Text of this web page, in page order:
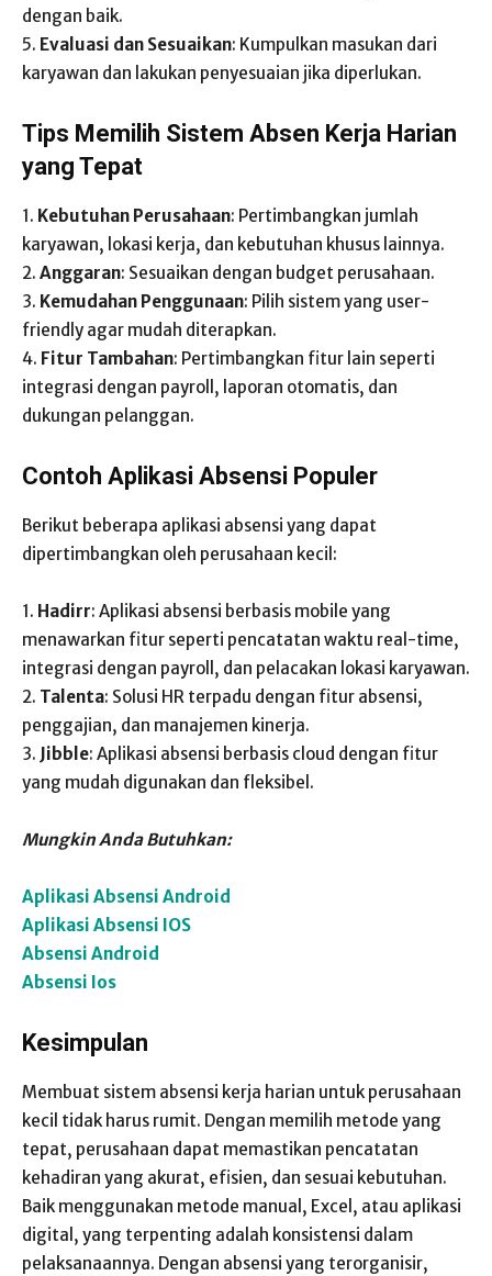
dengan baik.
5. Evaluasi dan Sesuaikan: Kumpulkan masukan dari
karyawan dan lakukan penyesuaian jika diperlukan.
Tips Memilih Sistem Absen Kerja Harian
yang Tepat
1. Kebutuhan Perusahaan: Pertimbangkan jumlah
karyawan, lokasi kerja, dan kebutuhan khusus lainnya.
2. Anggaran: Sesuaikan dengan budget perusahaan.
3. Kemudahan Penggunaan: Pilih sistem yang user-
friendly agar mudah diterapkan.
4. Fitur Tambahan: Pertimbangkan fitur lain seperti
integrasi dengan payroll, laporan otomatis, dan
dukungan pelanggan.
Contoh Aplikasi Absensi Populer
Berikut beberapa aplikasi absensi yang dapat
dipertimbangkan oleh perusahaan kecil:
1. Hadirr: Aplikasi absensi berbasis mobile yang
menawarkan fitur seperti pencatatan waktu real-time,
integrasi dengan payroll, dan pelacakan lokasi karyawan.
2. Talenta: Solusi HR terpadu dengan fitur absensi,
penggajian, dan manajemen kinerja.
3. Jibble: Aplikasi absensi berbasis cloud dengan fitur
yang mudah digunakan dan fleksibel.
Mungkin Anda Butuhkan:
Aplikasi Absensi Android
Aplikasi Absensi IOS
Absensi Android
Absensi Ios
Kesimpulan
Membuat sistem absensi kerja harian untuk perusahaan
kecil tidak harus rumit. Dengan memilih metode yang
tepat, perusahaan dapat memastikan pencatatan
kehadiran yang akurat, efisien, dan sesuai kebutuhan.
Baik menggunakan metode manual, Excel, atau aplikasi
digital, yang terpenting adalah konsistensi dalam
pelaksanaannya. Dengan absensi yang terorganisir,